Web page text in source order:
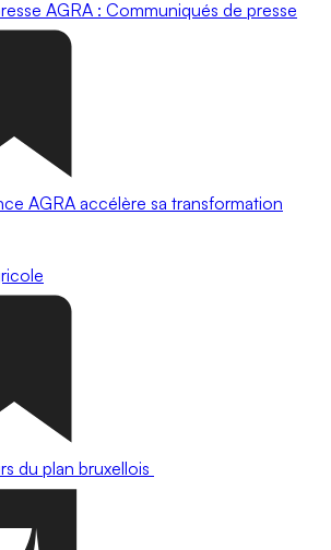
AGRA : Communiqués de presse
AGRA accélère sa transformation
du plan bruxellois